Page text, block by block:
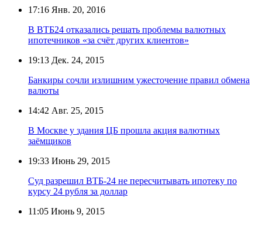
17:16 Янв. 20, 2016
В ВТБ24 отказались решать проблемы валютных
ипотечников «за счёт других клиентов»
19:13 Дек. 24, 2015
Банкиры сочли излишним ужесточение правил обмена
валюты
14:42 Авг. 25, 2015
В Москве у здания ЦБ прошла акция валютных
заёмщиков
19:33 Июнь 29, 2015
Суд разрешил ВТБ-24 не пересчитывать ипотеку по
курсу 24 рубля за доллар
11:05 Июнь 9, 2015